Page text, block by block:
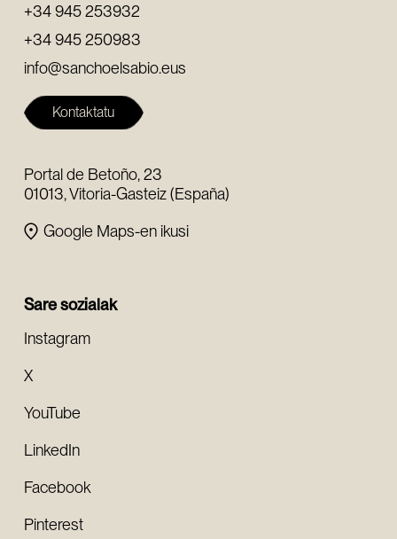
+34 945 253932
+34 945 250983
info@sanchoelsabio.eus
Kontaktatu
Portal de Betoño, 23
01013, Vitoria-Gasteiz (España)
Google Maps-en ikusi
Sare sozialak
Instagram
X
YouTube
LinkedIn
Facebook
Pinterest